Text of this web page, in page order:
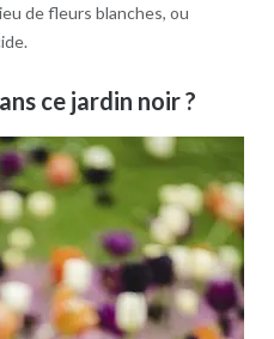
de fleurs blanches, ou
ce jardin noir ?